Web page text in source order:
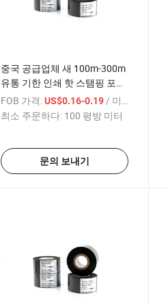
중국 공급업체 새 100m-300m
유통 기한 인쇄 핫 스탬핑 포일
롤 검정 코드 날짜 리본 가격
FOB 가격: US$0.16-0.19 / 미터
최소 주문하다: 100 평방 미터
문의 보내기